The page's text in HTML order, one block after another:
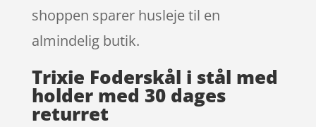
shoppen sparer husleje til en
almindelig butik.
Trixie Foderskål i stål med
holder med 30 dages
returret